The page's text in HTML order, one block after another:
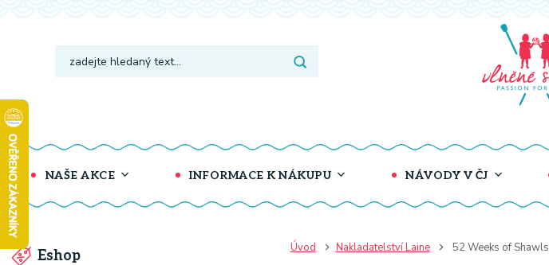
NAŠE AKCE INFORMACE K NÁKUPU NÁVODY V ČJ
Eshop Úvod Nakladatelství Laine 52 Weeks of Shawls